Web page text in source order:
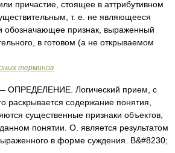
причастие, стоящее в аттрибутивном
т. е. не являющееся
обозначающее признак, выраженный
в готовом (а не открываемом
терминов
ОПРЕДЕЛЕНИЕ. Логический прием, с
раскрывается содержание понятия,
существенные признаки объектов,
понятии. О. является результатом
в форме суждения. В&#8230;